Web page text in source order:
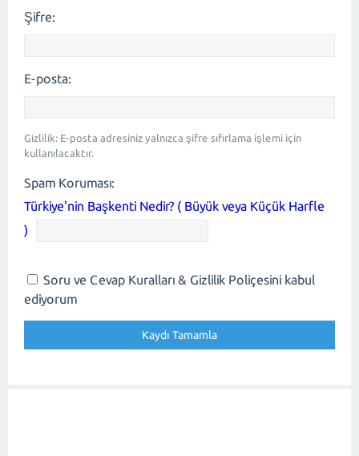
Şifre:
E-posta:
Gizlilik: E-posta adresiniz yalnızca şifre sıfırlama işlemi için
kullanılacaktır.
Spam Koruması:
Türkiye'nin Başkenti Nedir? ( Büyük veya Küçük Harfle
)
Soru ve Cevap Kuralları & Gizlilik Poliçesini kabul
ediyorum